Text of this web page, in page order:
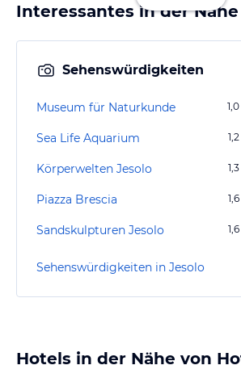
Interessantes in der Nähe
Sehenswürdigkeiten
Museum für Naturkunde 1,0
Sea Life Aquarium 1,2
Körperwelten Jesolo 1,3
Piazza Brescia 1,6
Sandskulpturen Jesolo 1,6
Sehenswürdigkeiten in Jesolo
Hotels in der Nähe von